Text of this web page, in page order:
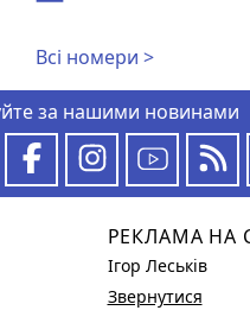
Всі номери >
за нашими новинами
РЕКЛАМА НА
Ігор Леськів
Звернутися